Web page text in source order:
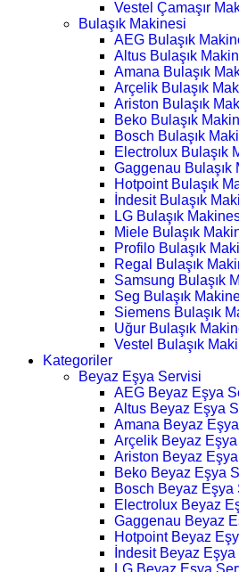
Vestel Çamaşır
Bulaşık Makinesi
AEG Bulaşık
Altus Bulaşık
Amana Bulaşık
Arçelik Bulaşık
Ariston Bulaşık
Beko Bulaşık
Bosch Bulaşık
Electrolux Bulaşık
Gaggenau Bulaşık
Hotpoint Bulaşık
İndesit Bulaşık
LG Bulaşık
Miele Bulaşık
Profilo Bulaşık
Regal Bulaşık
Samsung Bulaşık
Seg Bulaşık
Siemens Bulaşık
Uğur Bulaşık
Vestel Bulaşık
Kategoriler
Beyaz Eşya Servisi
AEG Beyaz Eşya
Altus Beyaz Eşya
Amana Beyaz
Arçelik Beyaz
Ariston Beyaz
Beko Beyaz Eşya
Bosch Beyaz Eşya
Electrolux Beyaz
Gaggenau Beyaz
Hotpoint Beyaz
İndesit Beyaz
LG Beyaz Eşya